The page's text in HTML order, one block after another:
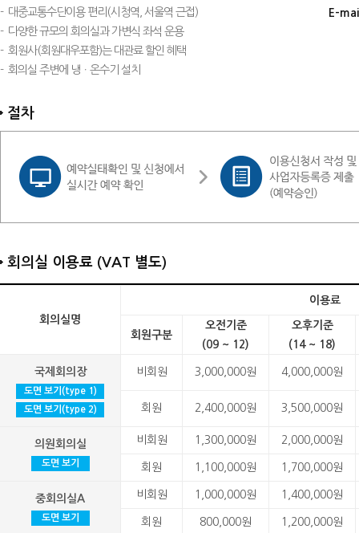
- 대중교통수단이용 편리(시청역, 서울역 근접)
- 다양한 규모의 회의실과 가변식 좌석 운용
- 회원사(회원대우포함)는 대관료 할인 혜택
- 회의실 주변에 냉ㆍ온수기 설치
E-
절차
회의실 이용료 (VAT 별도)
회의실명
이용료
회원구분
오전기준
(09 ~ 12)
오후기준
(14 ~ 18)
국제회의장
도면 보기(type 1)
도면 보기(type 2)
비회원 3,000,000원 4,000,000원
회원 2,400,000원 3,500,000원
의원회의실
도면 보기
비회원 1,300,000원 2,000,000원
회원 1,100,000원 1,700,000원
중회의실A
도면 보기
비회원 1,000,000원 1,400,000원
회원 800,000원 1,200,000원